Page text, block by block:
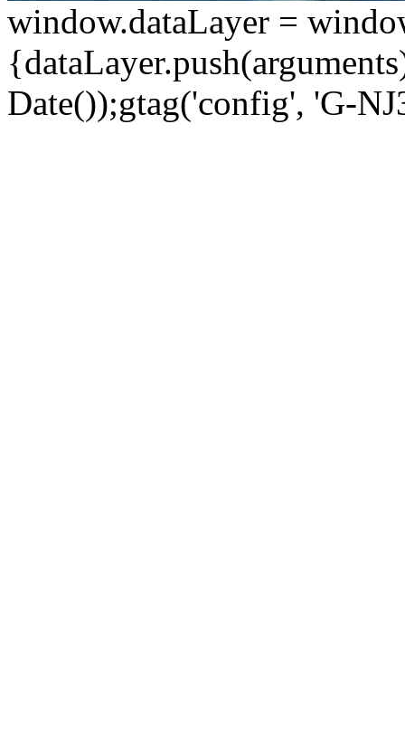
window.dataLayer =
Date());gtag('config', 'G-